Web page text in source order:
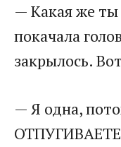
— Какая же ты
покачала
закрылось.
— Я одна,